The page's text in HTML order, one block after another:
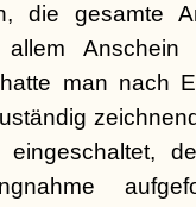
die gesamte
man nach